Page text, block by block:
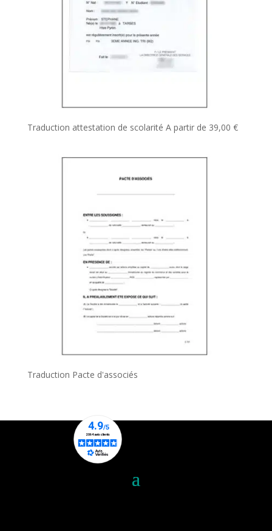
Traduction attestation de scolarité A partir de 39,00 €
Traduction Pacte d'associés